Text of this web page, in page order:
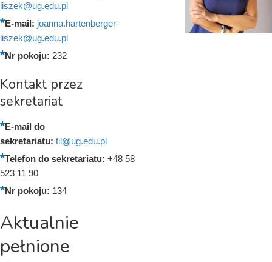
liszek@ug.edu.pl
E-mail: joanna.hartenberger-
liszek@ug.edu.pl
Nr pokoju: 232
Kontakt przez
sekretariat
E-mail do
sekretariatu: til@ug.edu.pl
Telefon do sekretariatu: +48 58
523 11 90
Nr pokoju: 134
Aktualnie
pełnione